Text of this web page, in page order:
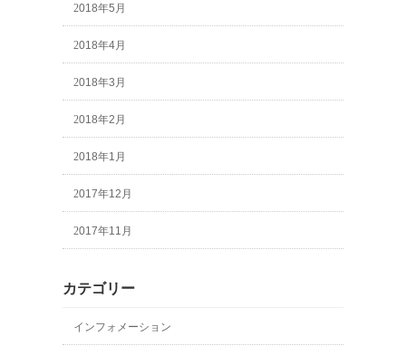
2018年5月
2018年4月
2018年3月
2018年2月
2018年1月
2017年12月
2017年11月
カテゴリー
インフォメーション